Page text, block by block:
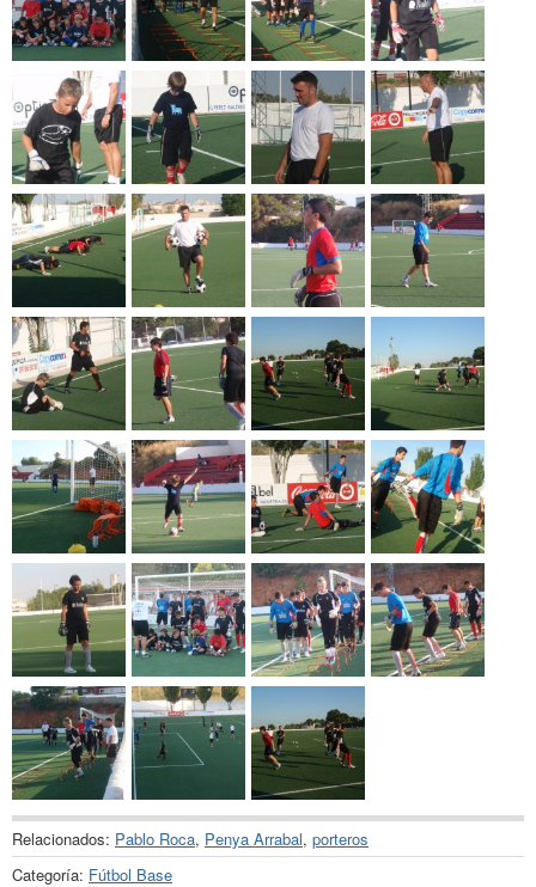
Relacionados: Pablo Roca, Penya Arrabal, porteros
Categoría: Fútbol Base